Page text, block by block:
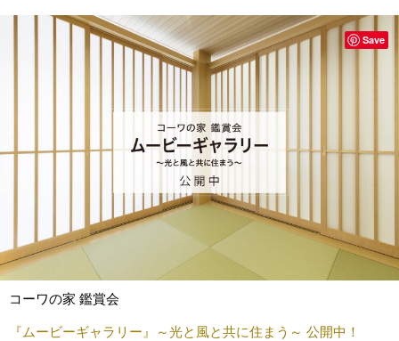
コーワの家 鑑賞会
『ムービーギャラリー』～光と風と共に住まう～ 公開中！
Save